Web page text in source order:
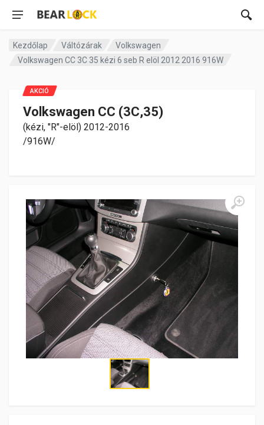
Kezdőlap Váltózárak
Volkswagen
Volkswagen CC 3C 35 kézi 6 seb R elöl 2012 2016 916W
Volkswagen CC (3C,35)
(kézi, "R"-elöl) 2012-2016
/916W/
AKCIÓ